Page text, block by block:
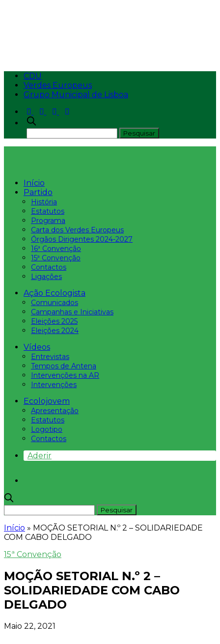
CDU
Verdes Europeus
Grupo Municipal de Lisboa
Início
Partido
História
Estatutos
Programa
Carta dos Verdes Europeus
Órgãos Dirigentes 2024-2027
16ª Convenção
15ª Convenção
Contactos
Ligações
Ação Ecologista
Comunicados
Campanhas e Iniciativas
Eleições 2025
Eleições 2024
Vídeos
Entrevistas
Tempos de Antena
Intervenções na AR
Intervenções
Ecolojovem
Apresentação
Estatutos
Logotipo
Contactos
Aderir
Início » MOÇÃO SETORIAL N.º 2 – SOLIDARIEDADE
COM CABO DELGADO
15ª Convenção
MOÇÃO SETORIAL N.º 2 –
SOLIDARIEDADE COM CABO
DELGADO
Maio 22, 2021